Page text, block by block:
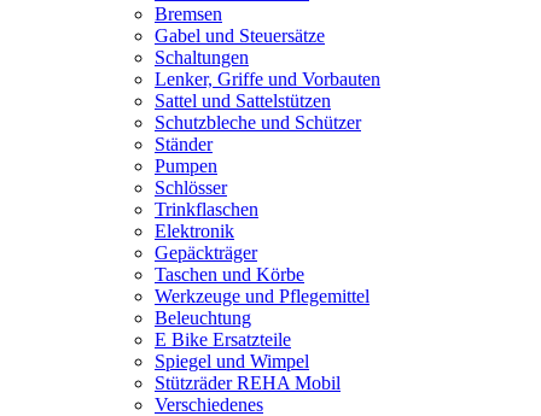
Bremsen
Gabel und Steuersätze
Schaltungen
Lenker, Griffe und Vorbauten
Sattel und Sattelstützen
Schutzbleche und Schützer
Ständer
Pumpen
Schlösser
Trinkflaschen
Elektronik
Gepäckträger
Taschen und Körbe
Werkzeuge und Pflegemittel
Beleuchtung
E Bike Ersatzteile
Spiegel und Wimpel
Stützräder REHA Mobil
Verschiedenes